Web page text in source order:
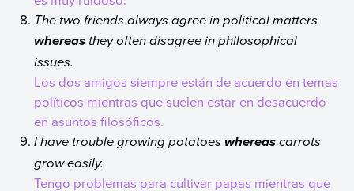
The two friends always agree in political matters
whereas they often disagree in philosophical
issues.
Los dos amigos siempre están de acuerdo en temas
políticos mientras que suelen estar en desacuerdo
en asuntos filosóficos.
I have trouble growing potatoes whereas carrots
grow easily.
Tengo problemas para cultivar papas mientras que